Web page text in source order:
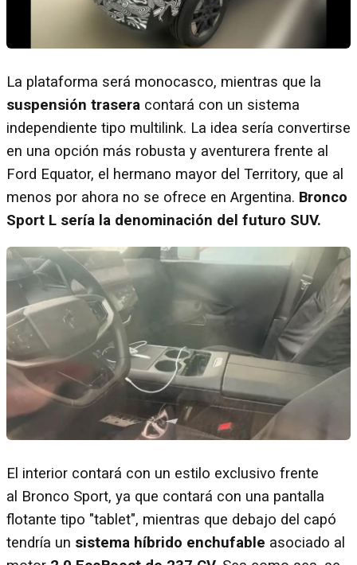
La plataforma será monocasco, mientras que la
suspensión trasera contará con un sistema
independiente tipo multilink. La idea sería convertirse
en una opción más robusta y aventurera frente al
Ford Equator, el hermano mayor del Territory, que al
menos por ahora no se ofrece en Argentina. Bronco
Sport L sería la denominación del futuro SUV.
El interior contará con un estilo exclusivo frente
al Bronco Sport, ya que contará con una pantalla
flotante tipo "tablet", mientras que debajo del capó
tendría un sistema híbrido enchufable asociado al